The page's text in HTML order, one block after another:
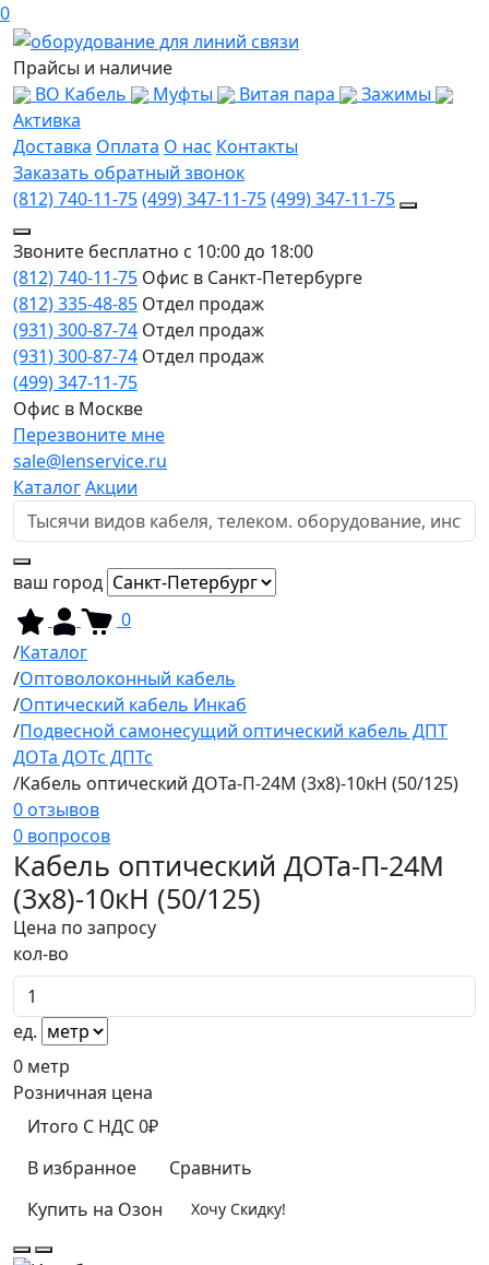
0
Прайсы и наличие
ВО Кабель
Муфты Витая пара
Зажимы
Активка
Доставка Оплата О нас Контакты
Заказать обратный звонок
(812) 740-11-75(499) 347-11-75(499) 347-11-75
Звоните бесплатно с 10:00 до 18:00
(812) 740-11-75 Офис в Санкт-Петербурге
(812) 335-48-85 Отдел продаж
(931) 300-87-74 Отдел продаж
(931) 300-87-74 Отдел продаж
(499) 347-11-75
Офис в Москве
Перезвоните мне
sale@lenservice.ru
КаталогАкции
ваш город
0
Каталог
Оптоволоконный кабель
Оптический кабель Инкаб
Подвесной самонесущий оптический кабель ДПТ
ДОТа ДОТс ДПТс
Кабель оптический ДОТа-П-24М (3х8)-10кН (50/125)
0 отзывов
0 вопросов
Кабель оптический ДОТа-П-24М
(3х8)-10кН (50/125)
Цена по запросу
кол-во
ед.
0 метр
Розничная цена
Итого C НДС0₽
В избранное
Сравнить
Купить на Озон
Хочу Скидку!